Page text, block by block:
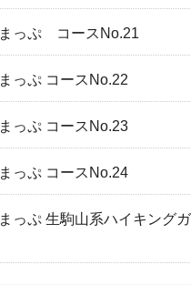
っぷ コースNo.21
っぷ コースNo.22
っぷ コースNo.23
っぷ コースNo.24
っぷ 生駒山系ハイキング